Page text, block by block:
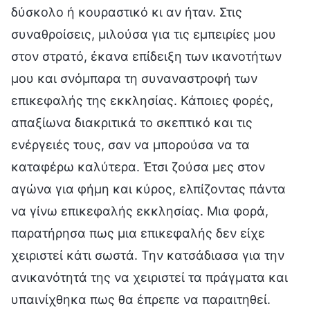
δύσκολο ή κουραστικό κι αν ήταν. Στις
συναθροίσεις, μιλούσα για τις εμπειρίες μου
στον στρατό, έκανα επίδειξη των ικανοτήτων
μου και σνόμπαρα τη συναναστροφή των
επικεφαλής της εκκλησίας. Κάποιες φορές,
απαξίωνα διακριτικά το σκεπτικό και τις
ενέργειές τους, σαν να μπορούσα να τα
καταφέρω καλύτερα. Έτσι ζούσα μες στον
αγώνα για φήμη και κύρος, ελπίζοντας πάντα
να γίνω επικεφαλής εκκλησίας. Μια φορά,
παρατήρησα πως μια επικεφαλής δεν είχε
χειριστεί κάτι σωστά. Την κατσάδιασα για την
ανικανότητά της να χειριστεί τα πράγματα και
υπαινίχθηκα πως θα έπρεπε να παραιτηθεί.